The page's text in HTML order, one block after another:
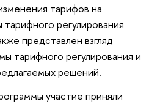
тарифов на
регулирования
представлен взгляд
тарифного регулирования и
решений.
участие приняли